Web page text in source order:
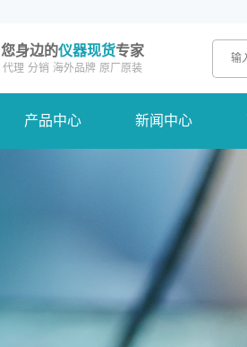
您身边的仪器现货专家
代理 分销 海外品牌 原厂原装
产品中心 新闻中心